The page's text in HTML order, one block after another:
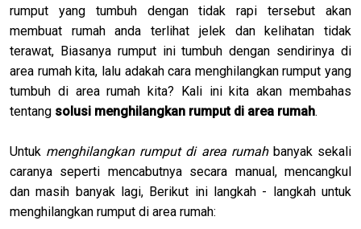
rumput yang tumbuh dengan tidak rapi tersebut akan
membuat rumah anda terlihat jelek dan kelihatan tidak
terawat, Biasanya rumput ini tumbuh dengan sendirinya di
area rumah kita, lalu adakah cara menghilangkan rumput yang
tumbuh di area rumah kita? Kali ini kita akan membahas
tentang solusi menghilangkan rumput di area rumah.
Untuk menghilangkan rumput di area rumahbanyak sekali
caranya seperti mencabutnya secara manual, mencangkul
dan masih banyak lagi, Berikut ini langkah - langkah untuk
menghilangkan rumput di area rumah: